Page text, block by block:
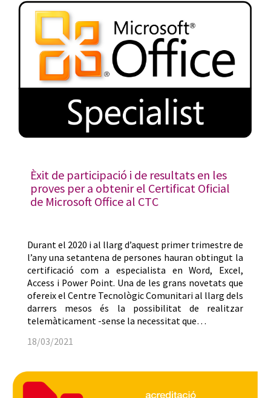
Èxit de participació i de resultats en les
proves per a obtenir el Certificat Oficial
de Microsoft Office al CTC
Durant el 2020 i al llarg d’aquest primer trimestre de
l’any una setantena de persones hauran obtingut la
certificació com a especialista en Word, Excel,
Access i Power Point. Una de les grans novetats que
ofereix el Centre Tecnològic Comunitari al llarg dels
darrers mesos és la possibilitat de realitzar
telemàticament -sense la necessitat que…
18/03/2021